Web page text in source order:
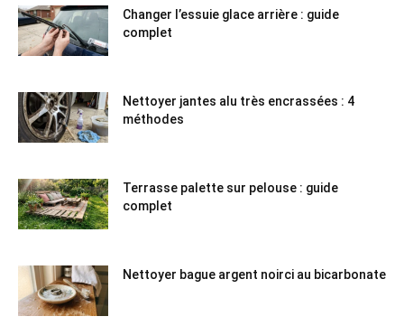
Changer l’essuie glace arrière : guide
complet
Nettoyer jantes alu très encrassées : 4
méthodes
Terrasse palette sur pelouse : guide
complet
Nettoyer bague argent noirci au bicarbonate